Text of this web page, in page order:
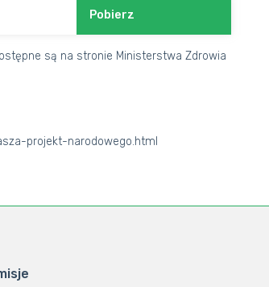
Pobierz
są na stronie Ministerstwa Zdrowia
projekt-narodowego.html